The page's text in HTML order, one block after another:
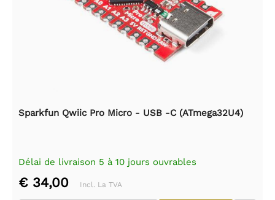
Sparkfun Qwiic Pro Micro - USB -C (ATmega32U4)
Délai de livraison 5 à 10 jours ouvrables
€ 34,00 Incl. La TVA